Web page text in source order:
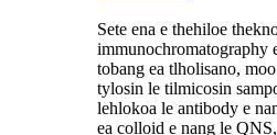
Sete ena e thehiloe
immunochromatography
tobang ea tlholisano,
tylosin le tilmicosin
lehlokoa le antibody e
ea colloid e nang le